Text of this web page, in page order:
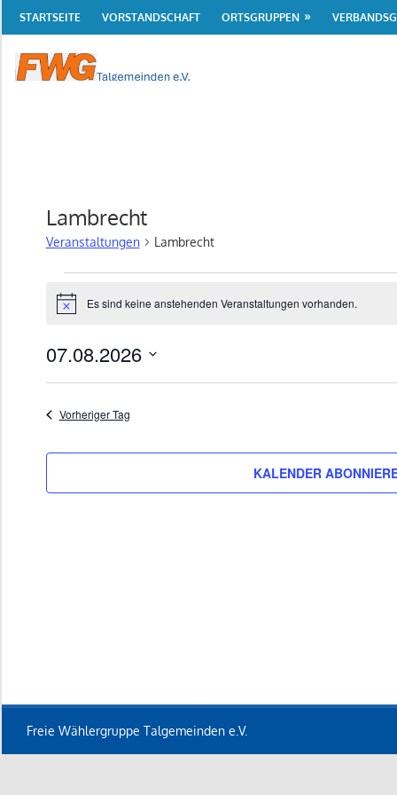
Zum
Inhalt
springen
STARTSEITE VORSTANDSCHAFT ORTSGRUPPEN
Lambrecht
Veranstaltungen Lambrecht
Veranstaltungen
für
7.
August
2026
HinweisEs sind keine anstehenden Veranstaltungen vorhanden.
07.08.2026
Datum
Vorheriger Tag
KALENDER
Freie Wählergruppe Talgemeinden e.V.